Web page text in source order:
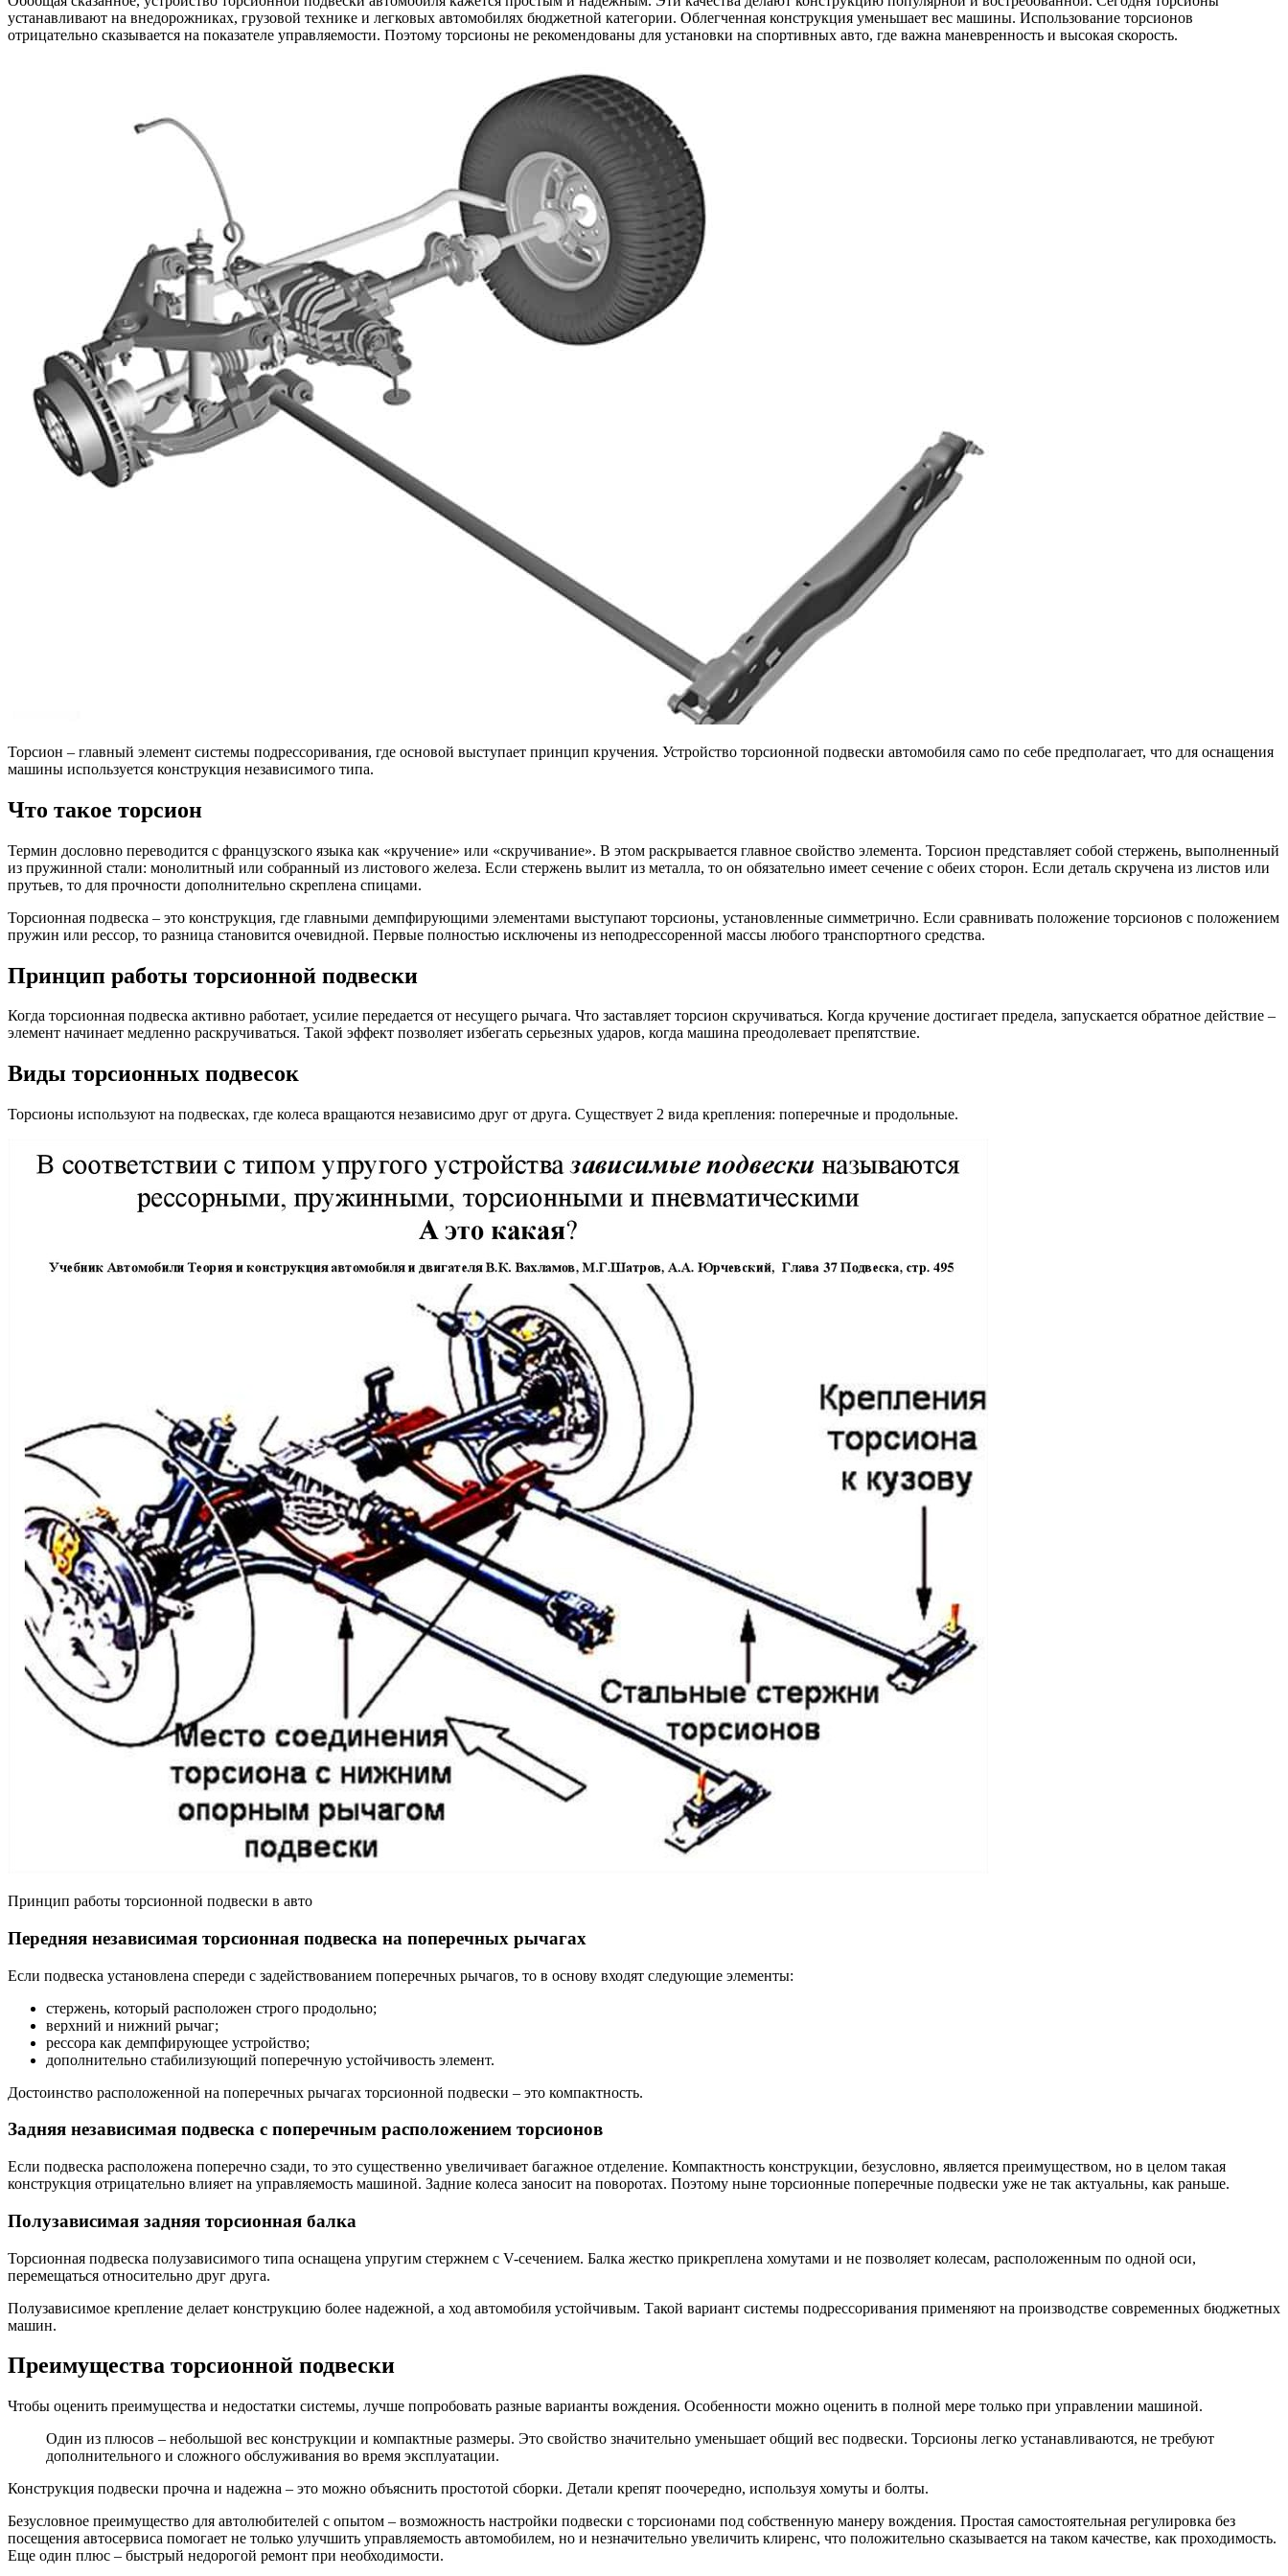
торсионной
подвески
устанавливают на внедорожниках, грузовой технике и легковых автомобилях бюджетной категории. Облегченная конструкция уменьшает вес машины. Использование торсионов
отрицательно сказывается на показателе управляемости. Поэтому торсионы не рекомендованы для установки на спортивных авто, где важна маневренность и высокая скорость.
Торсион – главный элемент системы подрессоривания, где основой выступает принцип кручения. Устройство торсионной подвески автомобиля само по себе предполагает, что для оснащения
машины используется конструкция независимого типа.
Что такое торсион
Термин дословно переводится с французского языка как «кручение» или «скручивание». В этом раскрывается главное свойство элемента. Торсион представляет собой стержень, выполненный
из пружинной стали: монолитный или собранный из листового железа. Если стержень вылит из металла, то он обязательно имеет сечение с обеих сторон. Если деталь скручена из листов или
прутьев, то для прочности дополнительно скреплена спицами.
Торсионная подвеска – это конструкция, где главными демпфирующими элементами выступают торсионы, установленные симметрично. Если сравнивать положение торсионов с положением
пружин или рессор, то разница становится очевидной. Первые полностью исключены из неподрессоренной массы любого транспортного средства.
Принцип работы торсионной подвески
Когда торсионная подвеска активно работает, усилие передается от несущего рычага. Что заставляет торсион скручиваться. Когда кручение достигает предела, запускается обратное действие –
элемент начинает медленно раскручиваться. Такой эффект позволяет избегать серьезных ударов, когда машина преодолевает препятствие.
Виды торсионных подвесок
Торсионы используют на подвесках, где колеса вращаются независимо друг от друга. Существует 2 вида крепления: поперечные и продольные.
Принцип работы торсионной подвески в авто
Передняя независимая торсионная подвеска на поперечных рычагах
Если подвеска установлена спереди с задействованием поперечных рычагов, то в основу входят следующие элементы:
стержень, который расположен строго продольно;
верхний и нижний рычаг;
рессора как демпфирующее устройство;
дополнительно стабилизующий поперечную устойчивость элемент.
Достоинство расположенной на поперечных рычагах торсионной подвески – это компактность.
Задняя независимая подвеска с поперечным расположением торсионов
Если подвеска расположена поперечно сзади, то это существенно увеличивает багажное отделение. Компактность конструкции, безусловно, является преимуществом, но в целом такая
конструкция отрицательно влияет на управляемость машиной. Задние колеса заносит на поворотах. Поэтому ныне торсионные поперечные подвески уже не так актуальны, как раньше.
Полузависимая задняя торсионная балка
Торсионная подвеска полузависимого типа оснащена упругим стержнем с V-сечением. Балка жестко прикреплена хомутами и не позволяет колесам, расположенным по одной оси,
перемещаться относительно друг друга.
Полузависимое крепление делает конструкцию более надежной, а ход автомобиля устойчивым. Такой вариант системы подрессоривания применяют на производстве современных бюджетных
машин.
Преимущества торсионной подвески
Чтобы оценить преимущества и недостатки системы, лучше попробовать разные варианты вождения. Особенности можно оценить в полной мере только при управлении машиной.
Один из плюсов – небольшой вес конструкции и компактные размеры. Это свойство значительно уменьшает общий вес подвески. Торсионы легко устанавливаются, не требуют
дополнительного и сложного обслуживания во время эксплуатации.
Конструкция подвески прочна и надежна – это можно объяснить простотой сборки. Детали крепят поочередно, используя хомуты и болты.
Безусловное преимущество для автолюбителей с опытом – возможность настройки подвески с торсионами под собственную манеру вождения. Простая самостоятельная регулировка без
посещения автосервиса помогает не только улучшить управляемость автомобилем, но и незначительно увеличить клиренс, что положительно сказывается на таком качестве, как проходимость.
Еще один плюс – быстрый недорогой ремонт при необходимости.